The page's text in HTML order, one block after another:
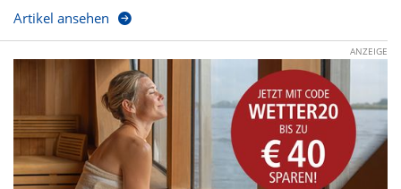
Artikel ansehen
ANZEIGE